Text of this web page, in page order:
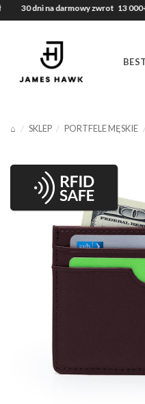
Przewiń
do
zawartości
30 dni na darmowy zwrot 13 000+
⌂ / SKLEP / PORTFELE MĘSKIE